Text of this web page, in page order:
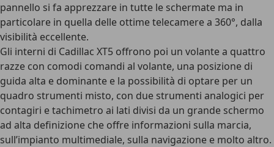
pannello si fa apprezzare in tutte le schermate ma in
particolare in quella delle ottime telecamere a 360°, dalla
visibilità eccellente.
Gli interni di Cadillac XT5 offrono poi un volante a quattro
razze con comodi comandi al volante, una posizione di
guida alta e dominante e la possibilità di optare per un
quadro strumenti misto, con due strumenti analogici per
contagiri e tachimetro ai lati divisi da un grande schermo
ad alta definizione che offre informazioni sulla marcia,
sull’impianto multimediale, sulla navigazione e molto altro.